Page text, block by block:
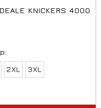
KNICKERS 4000
2XL 3XL